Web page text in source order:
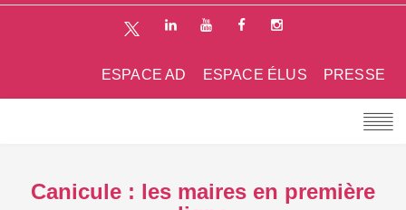
PRESSE
ESPACE ÉLUS
ESPACE AD
Canicule : les maires en première